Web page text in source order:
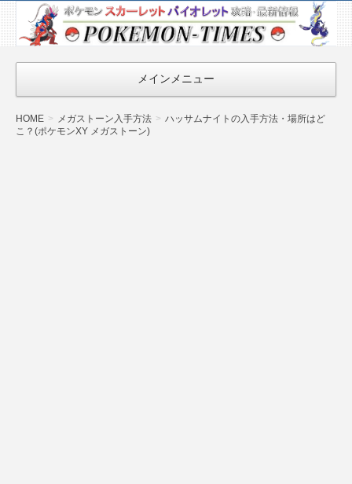
ポケモン最新
情報まとめ
『POKEMON-
TIMES』
メインメニュー
HOME メガストーン入手方法
ハッサムナイトの入手方法・場所はど
こ？(ポケモンXY メガストーン)